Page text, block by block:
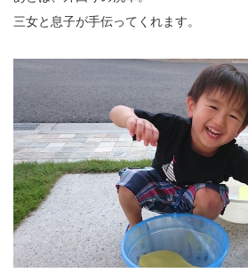
三女と息子が手伝ってくれます。